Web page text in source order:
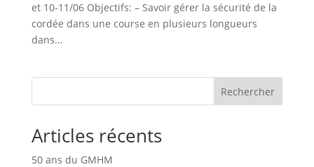
et 10-11/06 Objectifs: – Savoir gérer la sécurité de la
cordée dans une course en plusieurs longueurs
dans...
Rechercher
Articles récents
50 ans du GMHM